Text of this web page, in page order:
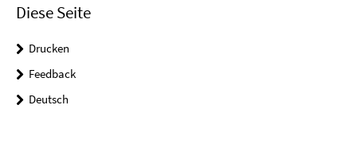
Diese Seite
Drucken
Feedback
Deutsch